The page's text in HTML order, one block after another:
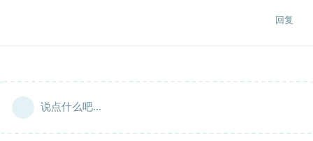
回复
说点什么吧...